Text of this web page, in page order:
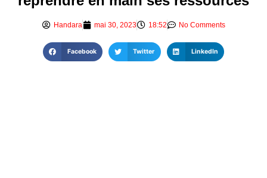
Handara mai 30, 2023 18:52 No Comments
Facebook Twitter LinkedIn